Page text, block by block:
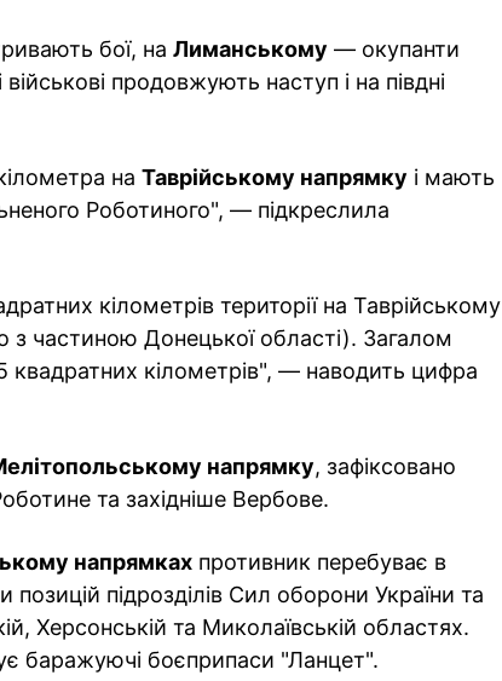
бої, на Лиманському — окупанти
продовжують наступ і на півдні
на Таврійському напрямку і мають
Роботиного", — підкреслила
кілометрів території на Таврійському
з частиною Донецької області). Загалом
квадратних кілометрів", — наводить цифра
напрямку, зафіксовано
та західніше Вербове.
напрямках противник перебуває в
підрозділів Сил оборони України та
Херсонській та Миколаївській областях.
баражуючі боєприпаси "Ланцет".